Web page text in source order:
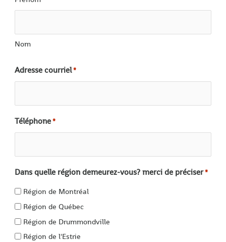
Nom
Adresse courriel*
Téléphone*
Dans quelle région demeurez-vous? merci de préciser*
Région de Montréal
Région de Québec
Région de Drummondville
Région de l'Estrie